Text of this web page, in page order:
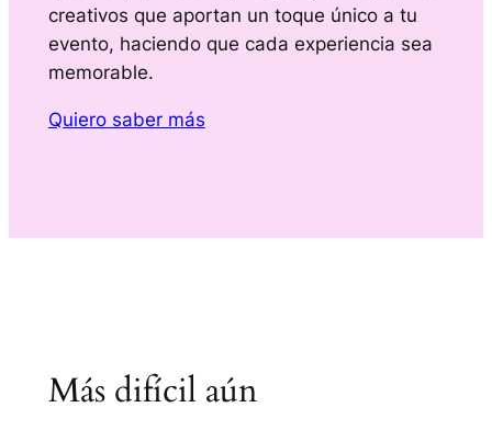
creativos que aportan un toque único a tu
evento, haciendo que cada experiencia sea
memorable.
Quiero saber más
Más difícil aún